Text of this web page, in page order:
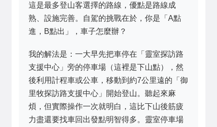
這是最多登山客選擇的路線，優點是路線成
熟、設施完善。自駕的挑戰在於，你是「A點
進，B點出」，車子怎麼辦？
我的解法是：一大早先把車停在「靈室探訪路
支援中心」旁的停車場（這裡是下山點），然
後利用計程車或公車，移動到約7公里遠的「御
里牧探訪路支援中心」開始登山。聽起來麻
煩，但實際操作一次就明白，這比下山後筋疲
力盡還要找車回出發點明智得多。靈室停車場